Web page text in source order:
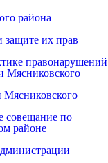
района
защите их прав
правонарушений
Мясниковского
совещание по
районе